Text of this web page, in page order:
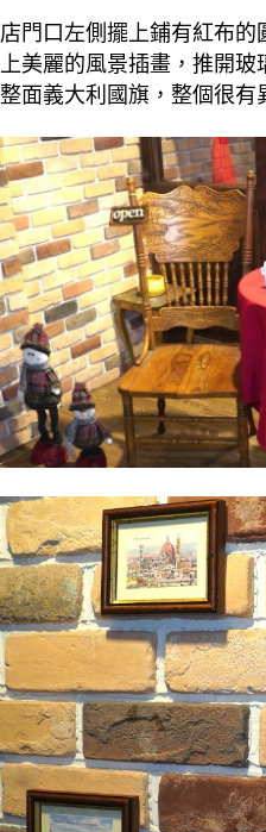
店門口左側擺上鋪有紅布的
上美麗的風景插畫，推開玻
整面義大利國旗，整個很有